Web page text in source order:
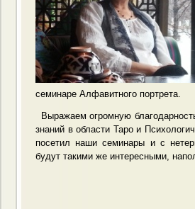
семинаре Алфавитного портрета.
Выражаем огромную
знаний в области Таро и
посетил наши семинары и с
будут такими же интересными,